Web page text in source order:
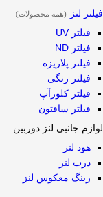
فیلتر لنز
(همه محصولات)
فیلتر UV
فیلتر ND
فیلتر پلاریزه
فیلتر رنگی
فیلتر کلوزآپ
فیلتر سافتون
لوازم جانبی لنز دوربین
هود لنز
درب لنز
رینگ معکوس لنز